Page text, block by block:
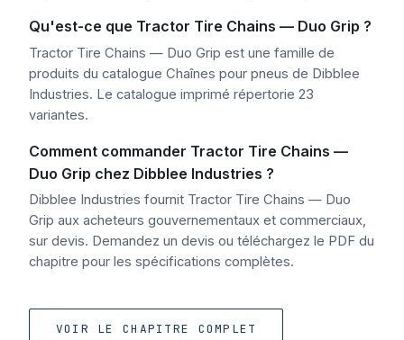
Qu'est-ce que Tractor Tire Chains — Duo Grip ?
Tractor Tire Chains — Duo Grip est une famille de
produits du catalogue Chaînes pour pneus de Dibblee
Industries. Le catalogue imprimé répertorie 23
variantes.
Comment commander Tractor Tire Chains —
Duo Grip chez Dibblee Industries ?
Dibblee Industries fournit Tractor Tire Chains — Duo
Grip aux acheteurs gouvernementaux et commerciaux,
sur devis. Demandez un devis ou téléchargez le PDF du
chapitre pour les spécifications complètes.
VOIR LE CHAPITRE COMPLET